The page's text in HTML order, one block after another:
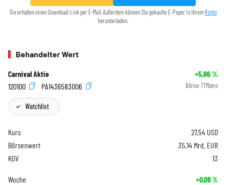
Sie erhalten einen Download-Link per E-Mail. Außerdem können Sie gekaufte E-Paper in IhremKonto
herunterladen.
Behandelter Wert
Carnival Aktie +5,86%
120100
PA1436583006 Börse: TTMzero
Watchlist
Kurs 27,54 USD
Börsenwert
35,14 Mrd. EUR
KGV
13
Woche +0,08%